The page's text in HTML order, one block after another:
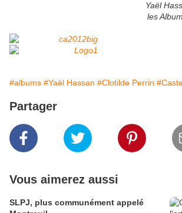
Yaël
les
#albums #Yaël Hassan #Clotilde Perrin
Partager
Vous aimerez aussi
SLPJ, plus communément appelé